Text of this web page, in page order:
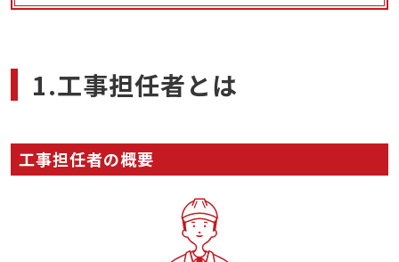
1.工事担任者とは
工事担任者の概要